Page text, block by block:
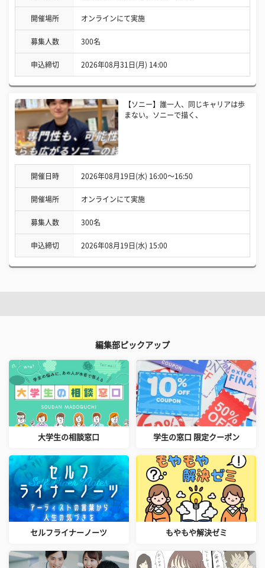
開催場所 オンラインにて実施
募集人数 300名
申込締切 2026年08月31日(月) 14:00
【ソニー】誰一人、同じキャリアは歩
まない。ソニーで描く、
開催日時 2026年08月19日(水) 16:00〜16:50
開催場所 オンラインにて実施
募集人数 300名
申込締切 2026年08月19日(水) 15:00
編集部ピックアップ
大学生の相談窓口 学生の窓口 限定クーポン
セルフライナーノーツ もやもや解決ゼミ